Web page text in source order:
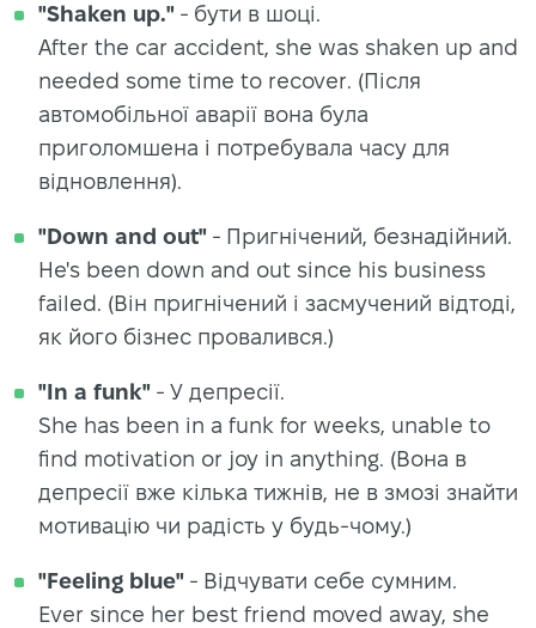
"Shaken up." - бути в шоці.
After the car accident, she was shaken up and
needed some time to recover. (Після
автомобільної аварії вона була
приголомшена і потребувала часу для
відновлення).
"Down and out" - Пригнічений, безнадійний.
He's been down and out since his business
failed. (Він пригнічений і засмучений відтоді,
як його бізнес провалився.)
"In a funk" - У депресії.
She has been in a funk for weeks, unable to
find motivation or joy in anything. (Вона в
депресії вже кілька тижнів, не в змозі знайти
мотивацію чи радість у будь-чому.)
"Feeling blue" - Відчувати себе сумним.
Ever since her best friend moved away, she